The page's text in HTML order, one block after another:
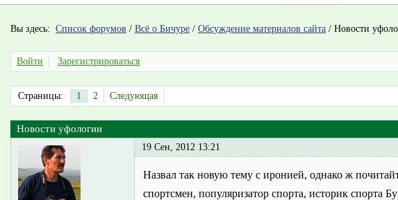
Вы здесь: Список форумов / Всё о Бичуре / Обсуждение материалов сайта / Новости
Войти Зарегистрироваться
Страницы: 1 2 Следующая
Новости уфологии
19 Сен, 2012 13:21
Назвал так новую тему с иронией, однако ж
спортсмен, популяризатор спорта, историк спорта